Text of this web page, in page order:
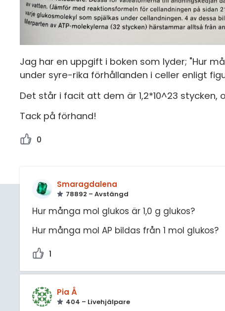
Jag har en uppgift i boken som lyder; "Hur
under syre-rika förhållanden i celler enligt
Det står i facit att dem är 1,2*10^23
Tack på förhand!
0
Smaragdalena
78892 – Avstängd
Hur många mol glukos är 1,0 g glukos?
Hur många mol AP bildas från 1 mol glukos?
1
Pia Å
404 – Livehjälpare